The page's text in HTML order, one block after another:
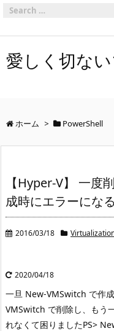
愛しく切な
ホーム > PowerShell
【Hyper-V】 一度
成時にエラーにな
2016/03/18
2020/04/18
一旦 New-VMSwitch で作
VMSwitch で削除し、もう
れなくて困りましたPS>